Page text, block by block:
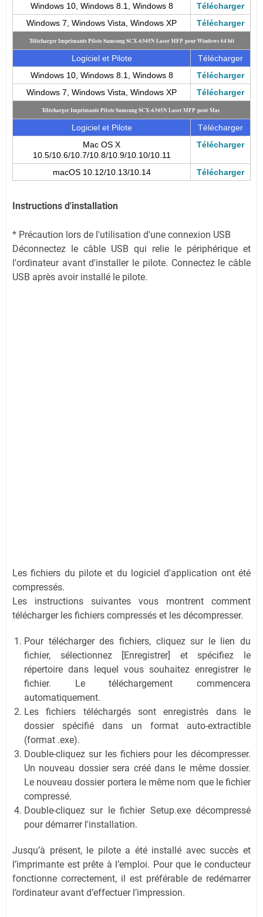
Windows 10, Windows 8.1, Windows 8
Télécharger
Windows 7, Windows Vista, Windows XP
Télécharger
Télécharger Imprimante Pilote Samsung SCX-6345N Laser MFP pour Windows 64 bit
Logiciel et Pilote
Télécharger
Windows 10, Windows 8.1, Windows 8
Télécharger
Windows 7, Windows Vista, Windows XP
Télécharger
Télécharger Imprimante Pilote Samsung SCX-6345N Laser MFP pour Mac
Logiciel et Pilote
Télécharger
Mac OS X
10.5/10.6/10.7/10.8/10.9/10.10/10.11
Télécharger
macOS 10.12/10.13/10.14 Télécharger
Instructions d'installation
* Précaution lors de l'utilisation d'une connexion USB
Déconnectez le câble USB qui relie le périphérique et
l'ordinateur avant d'installer le pilote. Connectez le câble
USB après avoir installé le pilote.
Les fichiers du pilote et du logiciel d'application ont été
compressés.
Les instructions suivantes vous montrent comment
télécharger les fichiers compressés et les décompresser.
Pour télécharger des fichiers, cliquez sur le lien du
fichier, sélectionnez [Enregistrer] et spécifiez le
répertoire dans lequel vous souhaitez enregistrer le
fichier. Le téléchargement commencera
automatiquement.
Les fichiers téléchargés sont enregistrés dans le
dossier spécifié dans un format auto-extractible
(format .exe).
Double-cliquez sur les fichiers pour les décompresser.
Un nouveau dossier sera créé dans le même dossier.
Le nouveau dossier portera le même nom que le fichier
compressé.
Double-cliquez sur le fichier Setup.exe décompressé
pour démarrer l'installation.
Jusqu’à présent, le pilote a été installé avec succès et
l’imprimante est prête à l’emploi. Pour que le conducteur
fonctionne correctement, il est préférable de redémarrer
l’ordinateur avant d’effectuer l’impression.